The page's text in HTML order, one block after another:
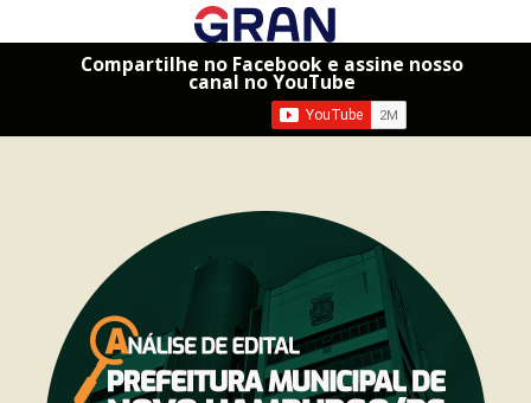
Compartilhe no Facebook e assine nosso
canal no YouTube